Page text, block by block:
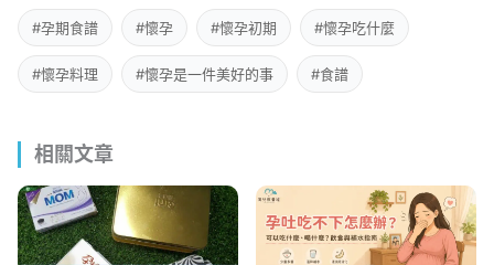
#孕期食譜 #懷孕 #懷孕初期 #懷孕吃什麼
#懷孕料理 #懷孕是一件美好的事 #食譜
相關文章